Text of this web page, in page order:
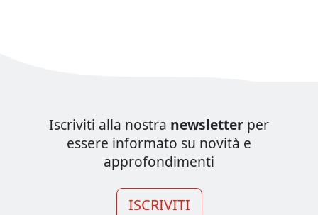
Iscriviti alla nostra newsletter per
essere informato su novità e
approfondimenti
ISCRIVITI